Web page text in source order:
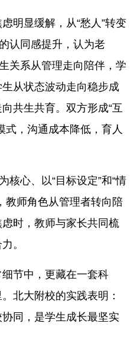
显缓解，从“愁人”转变
认同感提升，认为老
关系从管理走向陪伴，学
从状态波动走向稳步成
共生共育。双方形成“互
式，沟通成本降低，育人
心、以“目标设定”和“情
教师角色从管理者转向陪
时，教师与家长共同梳
。
节中，更藏在一套科
北大附校的实践表明：
同，是学生成长最坚实